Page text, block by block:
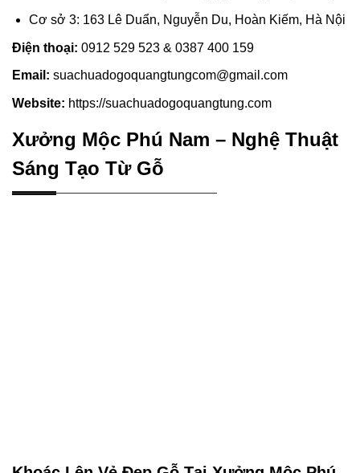
Cơ sở 3: 163 Lê Duẩn, Nguyễn Du, Hoàn Kiếm, Hà Nội
Điện thoại: 0912 529 523 & 0387 400 159
Email: suachuadogoquangtungcom@gmail.com
Website: https://suachuadogoquangtung.com
Xưởng Mộc Phú Nam – Nghệ Thuật
Sáng Tạo Từ Gỗ